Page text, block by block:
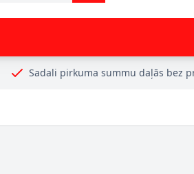
Sadali pirkuma summu daļās bez